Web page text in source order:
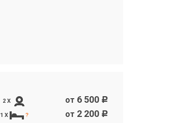
2 X от 6 500 c
1 X ? от 2 200 c